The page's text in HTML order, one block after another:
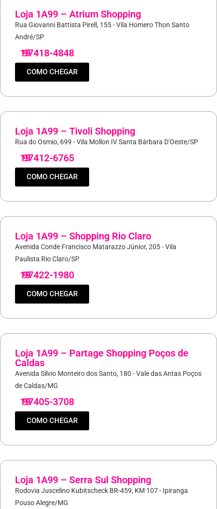
Loja 1A99 – Atrium Shopping
Rua Giovanni Battista Pirell, 155 - Vila Homero Thon Santo
André/SP
19
97418-4848
COMO CHEGAR
Loja 1A99 – Tivoli Shopping
Rua do Osmio, 699 - Vila Mollon IV Santa Bárbara D'Oeste/SP
19
97412-6765
COMO CHEGAR
Loja 1A99 – Shopping Rio Claro
Avenida Conde Francisco Matarazzo Júnior, 205 - Vila
Paulista Rio Claro/SP
19
97422-1980
COMO CHEGAR
Loja 1A99 – Partage Shopping Poços de
Caldas
Avenida Silvio Monteiro dos Santo, 180 - Vale das Antas Poços
de Caldas/MG
19
97405-3708
COMO CHEGAR
Loja 1A99 – Serra Sul Shopping
Rodovia Juscelino Kubitscheck BR-459, KM 107 - Ipiranga
Pouso Alegre/MG